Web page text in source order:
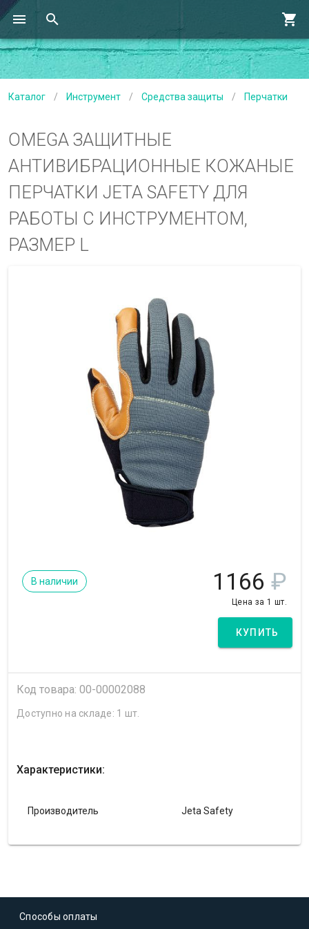
Каталог / Инструмент / Средства защиты / Перчатки
OMEGA ЗАЩИТНЫЕ
АНТИВИБРАЦИОННЫЕ КОЖАНЫЕ
ПЕРЧАТКИ JETA SAFETY ДЛЯ
РАБОТЫ С ИНСТРУМЕНТОМ,
РАЗМЕР L
В наличии 1166 ₽
Цена за 1 шт.
КУПИТЬ
Код товара: 00-00002088
Доступно на складе: 1 шт.
Характеристики:
Производитель Jeta Safety
Способы оплаты